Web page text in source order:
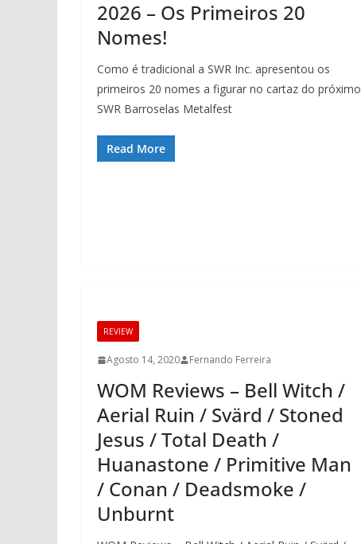
2026 – Os Primeiros 20
Nomes!
Como é tradicional a SWR Inc. apresentou os
primeiros 20 nomes a figurar no cartaz do próximo
SWR Barroselas Metalfest
Read More
REVIEW
Agosto 14, 2020 Fernando Ferreira
WOM Reviews – Bell Witch /
Aerial Ruin / Svärd / Stoned
Jesus / Total Death /
Huanastone / Primitive Man
/ Conan / Deadsmoke /
Unburnt